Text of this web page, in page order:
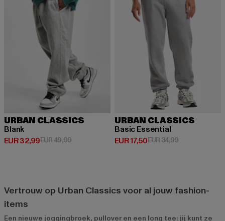
URBAN CLASSICS
Blank
EUR 32,99
Huidige prijs: EUR 32,99
EUR 49,99Actieprijs: EUR 49,99
URBAN CLASSICS
Basic Essential
EUR 17,50
Huidige prijs: EUR 17,50
EUR 34,99Actieprijs: EUR
Vertrouw op Urban Classics voor al jouw fashion-
items
Een nieuwe joggingbroek, pullover en een long tee: jij kunt ze